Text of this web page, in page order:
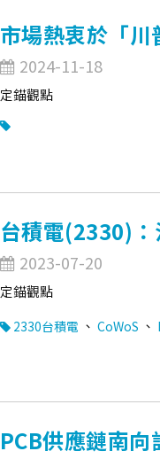
市場熱衷於「
2024-11-18
定錨觀點
台積電(2330)
2023-07-20
定錨觀點
2330台積電 、 CoWoS 、
PCB供應鏈南